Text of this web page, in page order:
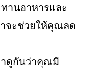
านอาหารและ
จะช่วยให้คุณลด
ดูกันว่าคุณมี